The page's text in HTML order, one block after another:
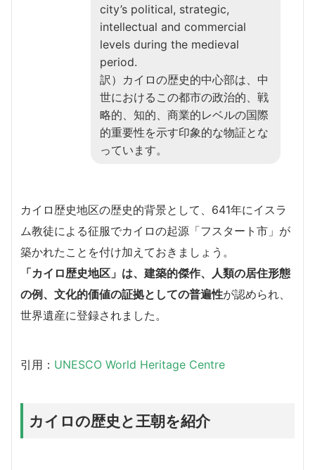
city’s political, strategic,
intellectual and commercial
levels during the medieval
period.
訳）カイロの歴史的中心部は、中
世におけるこの都市の政治的、戦
略的、知的、商業的レベルの国際
的重要性を示す印象的な物証とな
っています。
カイロ歴史地区の歴史的背景として、641年にイスラ
ム教徒による征服でカイロの起源「フスタート市」が
築かれたことを付け加えておきましょう。
「カイロ歴史地区」は、建築的傑作、人類の居住形態
の例、文化的価値の証拠としての普遍性が認められ、
世界遺産に登録されました。
引用： UNESCO World Heritage Centre
カイロの歴史と王朝を紹介